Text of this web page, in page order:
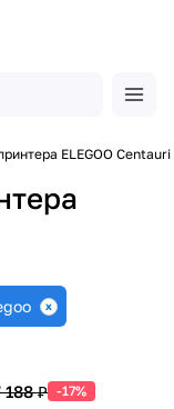
ELEGOO Centauri
188 ₽ -17%